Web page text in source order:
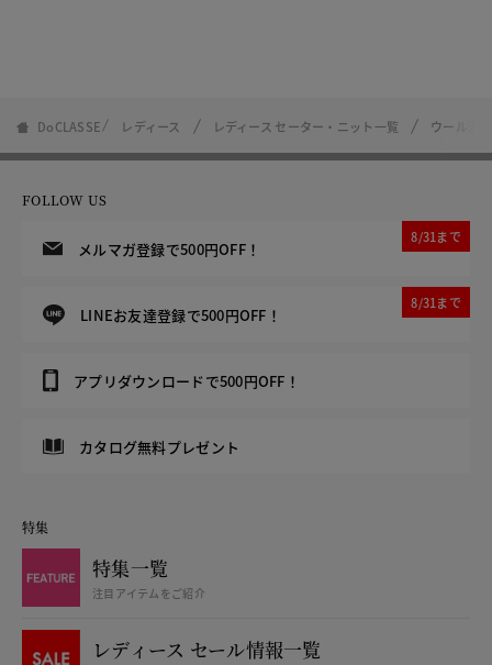
DoCLASSE レディース レディース セーター・ニット一覧 ウール混
FOLLOW US
メルマガ登録で500円OFF！
8/31まで
LINEお友達登録で500円OFF！
8/31まで
アプリダウンロードで500円OFF！
カタログ無料プレゼント
特集
特集一覧
注目アイテムをご紹介
レディース セール情報一覧